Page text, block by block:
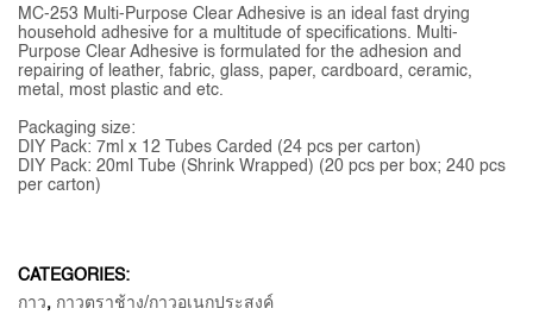
MC-253 Multi-Purpose Clear Adhesive is an ideal fast drying
household adhesive for a multitude of specifications. Multi-
Purpose Clear Adhesive is formulated for the adhesion and
repairing of leather, fabric, glass, paper, cardboard, ceramic,
metal, most plastic and etc.
Packaging size:
DIY Pack: 7ml x 12 Tubes Carded (24 pcs per carton)
DIY Pack: 20ml Tube (Shrink Wrapped) (20 pcs per box; 240 pcs
per carton)
CATEGORIES:
กาว, กาวตราช้าง/กาวอเนกประสงค์